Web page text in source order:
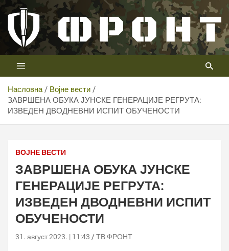
Скип
цонтент
Телевизија ФРОНТ
Први војни канал у Србији
Насловна
Војне вести
ЗАВРШЕНА ОБУКА ЈУНСКЕ ГЕНЕРАЦИЈЕ РЕГРУТА:
ИЗВЕДЕН ДВОДНЕВНИ ИСПИТ ОБУЧЕНОСТИ
ВОЈНЕ ВЕСТИ
ЗАВРШЕНА ОБУКА ЈУНСКЕ
ГЕНЕРАЦИЈЕ РЕГРУТА:
ИЗВЕДЕН ДВОДНЕВНИ ИСПИТ
ОБУЧЕНОСТИ
31. август 2023. | 11:43 ТВ ФРОНТ